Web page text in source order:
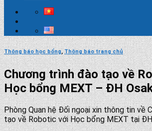
Thông báo học bổng,Thông báo trang chủ
Chương trình đào tạo về
Học bổng MEXT – ĐH
Phòng Quan hệ Đối ngoại xin thông tin về
tạo về Robotic với Học bổng MEXT tại ĐH